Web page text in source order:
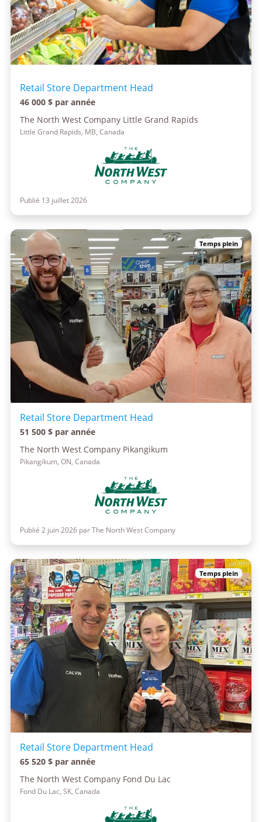
Retail Store Department Head
46 000 $ par année
The North West Company Little Grand Rapids
Little Grand Rapids, MB, Canada
Publié 13 juillet 2026
Temps plein
Retail Store Department Head
51 500 $ par année
The North West Company Pikangikum
Pikangikum, ON, Canada
Publié 2 juin 2026 par The North West Company
Temps plein
Retail Store Department Head
65 520 $ par année
The North West Company Fond Du Lac
Fond Du Lac, SK, Canada